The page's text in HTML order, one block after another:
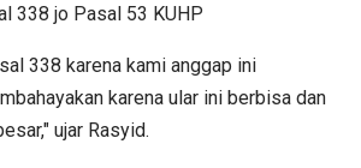
338 jo Pasal 53 KUHP
338 karena kami anggap ini
karena ular ini berbisa dan
ujar Rasyid.